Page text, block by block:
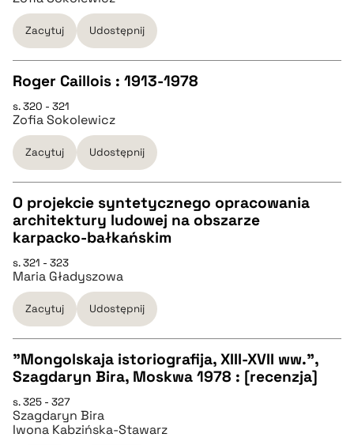
pobierz cytat
BIBTEX
pobierz cytat
Zacytuj Udostępnij
CZYSTY TEKST
pobierz cytat
BIBTEX
pobierz cytat
Roger Caillois : 1913-1978
s. 320 - 321
Zofia Sokolewicz
Zacytuj Udostępnij
CZYSTY TEKST
pobierz cytat
BIBTEX
pobierz cytat
O projekcie syntetycznego opracowania
architektury ludowej na obszarze
karpacko-bałkańskim
s. 321 - 323
Maria Gładyszowa
Zacytuj Udostępnij
CZYSTY TEKST
pobierz cytat
"Mongolskaja istoriografija, XIII-XVII ww.",
Szagdaryn Bira, Moskwa 1978 : [recenzja]
s. 325 - 327
Szagdaryn Bira
Iwona Kabzińska-Stawarz